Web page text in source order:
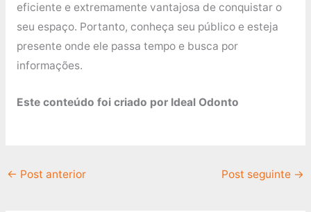
eficiente e extremamente vantajosa de conquistar o
seu espaço. Portanto, conheça seu público e esteja
presente onde ele passa tempo e busca por
informações.
Este conteúdo foi criado por Ideal Odonto
← Post anterior Post seguinte →